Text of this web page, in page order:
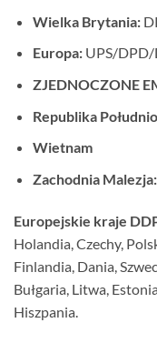
Wielka Brytania:
Europa:UPS/DPD/
ZJEDNOCZONE
Republika
Wietnam
Zachodnia Malezja:
Europejskie kraje
Holandia, Czechy,
Finlandia, Dania,
Bułgaria, Litwa,
Hiszpania.